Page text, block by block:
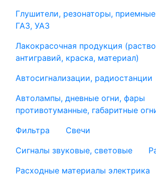
Глушители, резонаторы,
ГАЗ, УАЗ
Лакокрасочная продукция
антигравий, краска, материал)
Автосигнализации, радиостанции
Автолампы, дневные огни, фары
противотуманные, габаритные
Фильтра
Свечи
Сигналы звуковые, световые
Расходные материалы электрика